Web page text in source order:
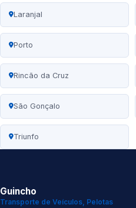
Laranjal
Porto
Rincão da Cruz
São Gonçalo
Triunfo
Guincho
Transporte de Veículos, Pelotas